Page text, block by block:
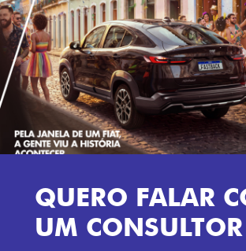
QUERO FALAR
UM CONSULTOR